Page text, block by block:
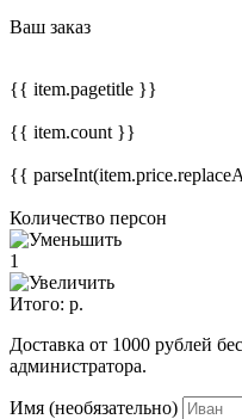
Ваш заказ
{{ item.pagetitle }}
{{ item.count }}
{{
Количество персон
1
Итого: р.
Доставка от 1000 рублей
администратора.
Имя (необязательно)